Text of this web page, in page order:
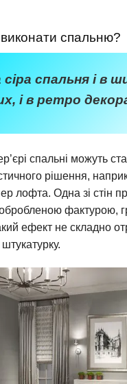
спальню?
спальня і в
і в ретро
спальні можуть
рішення,
лофта. Одна зі стін
фактурою,
ефект не складно